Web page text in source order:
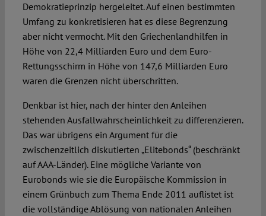
Demokratieprinzip hergeleitet. Auf einen bestimmten
Umfang zu konkretisieren hat es diese Begrenzung
aber nicht vermocht. Mit den Griechenlandhilfen in
Höhe von 22,4 Milliarden Euro und dem Euro-
Rettungsschirm in Höhe von 147,6 Milliarden Euro
waren die Grenzen nicht überschritten.
Denkbar ist hier, nach der hinter den Anleihen
stehenden Ausfallwahrscheinlichkeit zu differenzieren.
Das war übrigens ein Argument für die
zwischenzeitlich diskutierten „Elitebonds“ (beschränkt
auf AAA-Länder). Eine mögliche Variante von
Eurobonds wie sie die Europäische Kommission in
einem Grünbuch zum Thema Ende 2011 auflistet ist
die vollständige Ablösung von nationalen Anleihen